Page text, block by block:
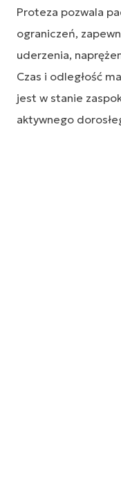
Proteza pozwala
ograniczeń,
uderzenia,
Czas i odległość
jest w stanie
aktywnego